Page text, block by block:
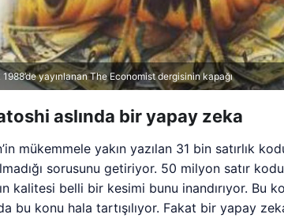
yayınlanan The Economist dergisinin kapağı
aslında bir yapay zeka
mükemmele yakın yazılan 31 bin satırlık
sorusunu getiriyor. 50 milyon satır
kalitesi belli bir kesimi bunu inandırıyor. Bu
bu konu hala tartışılıyor. Fakat bir yapay